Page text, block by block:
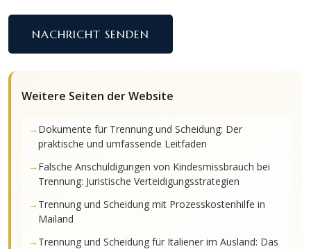
NACHRICHT SENDEN
Weitere Seiten der Website
Dokumente für Trennung und Scheidung: Der
praktische und umfassende Leitfaden
Falsche Anschuldigungen von Kindesmissbrauch bei
Trennung: Juristische Verteidigungsstrategien
Trennung und Scheidung mit Prozesskostenhilfe in
Mailand
Trennung und Scheidung für Italiener im Ausland: Das